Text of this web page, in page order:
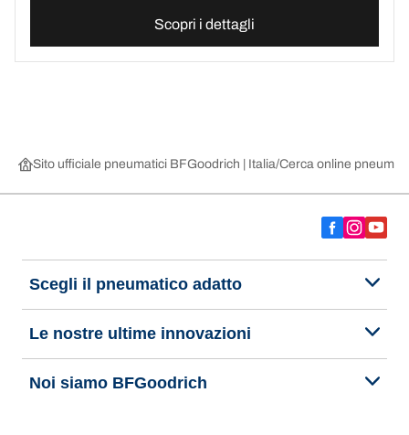
Scopri i dettagli
Sito ufficiale pneumatici BFGoodrich | Italia Cerca online
Scegli il pneumatico adatto
Le nostre ultime innovazioni
Noi siamo BFGoodrich